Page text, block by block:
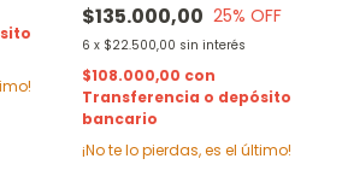
$135.000,00 25% OFF
6 x $22.500,00 sin interés
$108.000,00 con
Transferencia o depósito
bancario
¡No te lo pierdas, es el último!